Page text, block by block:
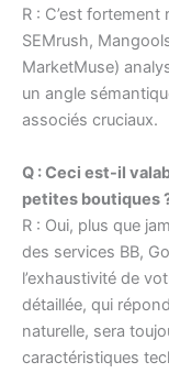
R : C’est
SEMrush,
MarketMuse)
un angle
associés cruciaux.
Q : Ceci est-il
petites boutiques
R : Oui, plus que
des services BB,
l’exhaustivité de
détaillée, qui
naturelle, sera
caractéristiques